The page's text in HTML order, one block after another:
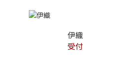
伊織
受付